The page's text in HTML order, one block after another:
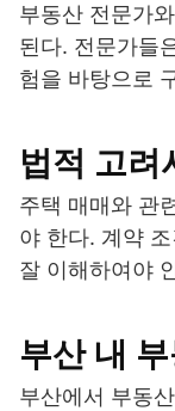
부동산 전문가
된다. 전문가들
험을 바탕으로
법적 고려
주택 매매와 관
야 한다. 계약
잘 이해하여야
부산 내
부산에서 부동